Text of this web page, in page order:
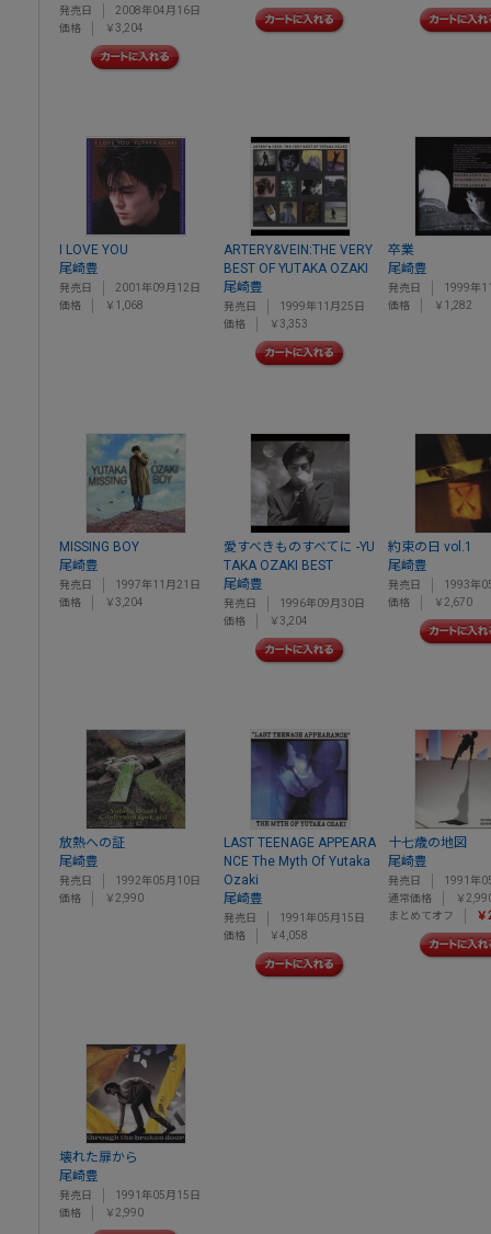
発売日
2008年04月16日
価格
￥3,204
I LOVE YOU
尾崎豊
発売日
2001年09月12日
価格
￥1,068
ARTERY&VEIN:THE VERY
BEST OF YUTAKA OZAKI
尾崎豊
発売日
1999年11月25日
価格
￥3,353
卒業
尾崎豊
発売日
1999年
価格
￥1,282
MISSING BOY
尾崎豊
発売日
1997年11月21日
価格
￥3,204
愛すべきものすべてに -YU
TAKA OZAKI BEST
尾崎豊
発売日
1996年09月30日
価格
￥3,204
約束の日 vol.1
尾崎豊
発売日
1993年
価格
￥2,670
放熱への証
尾崎豊
発売日
1992年05月10日
価格
￥2,990
LAST TEENAGE APPEARA
NCE The Myth Of Yutaka
Ozaki
尾崎豊
発売日
1991年05月15日
価格
￥4,058
十七歳の地図
尾崎豊
発売日
1991年
通常価格
￥
まとめてオフ
￥
壊れた扉から
尾崎豊
発売日
1991年05月15日
価格
￥2,990